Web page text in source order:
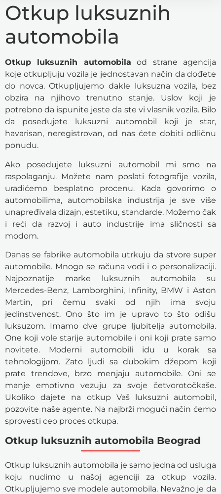
Otkup luksuznih
automobila
Otkup luksuznih automobila od strane agencija
koje otkupljuju vozila je jednostavan način da dođete
do novca. Otkupljujemo dakle luksuzna vozila, bez
obzira na njihovo trenutno stanje. Uslov koji je
potrebno da ispunite jeste da ste vi vlasnik vozila. Bilo
da posedujete luksuzni automobil koji je star,
havarisan, neregistrovan, od nas ćete dobiti odličnu
ponudu.
Ako posedujete luksuzni automobil mi smo na
raspolaganju. Možete nam poslati fotografije vozila,
uradićemo besplatno procenu. Kada govorimo o
automobilima, automobilska industrija je sve više
unapređivala dizajn, estetiku, standarde. Možemo čak
i reći da razvoj i auto industrije ima sličnosti sa
modom.
Danas se fabrike automobila utrkuju da stvore super
automobile. Mnogo se računa vodi i o personalizaciji.
Najpoznatije marke luksuznih automobila su
Mercedes-Benz, Lamborghini, Infinity, BMW i Aston
Martin, pri čemu svaki od njih ima svoju
jedinstvenost. Ono što im je upravo to što odišu
luksuzom. Imamo dve grupe ljubitelja automobila.
One koji vole starije automobile i oni koji prate samo
novitete. Moderni automobili idu u korak sa
tehnologijom. Zato ljudi sa dubokim džepom koji
prate trendove, brzo menjaju automobile. Oni se
manje emotivno vezuju za svoje četvorotočkaše.
Ukoliko dajete na otkup Vaš luksuzni automobil,
pozovite naše agente. Na najbrži mogući način ćemo
sprovesti ceo proces otkupa.
Otkup luksuznih automobila Beograd
Otkup luksuznih automobila je samo jedna od usluga
koju nudimo u našoj agenciji za otkup vozila.
Otkupljujemo sve modele automobila. Nevažno je da